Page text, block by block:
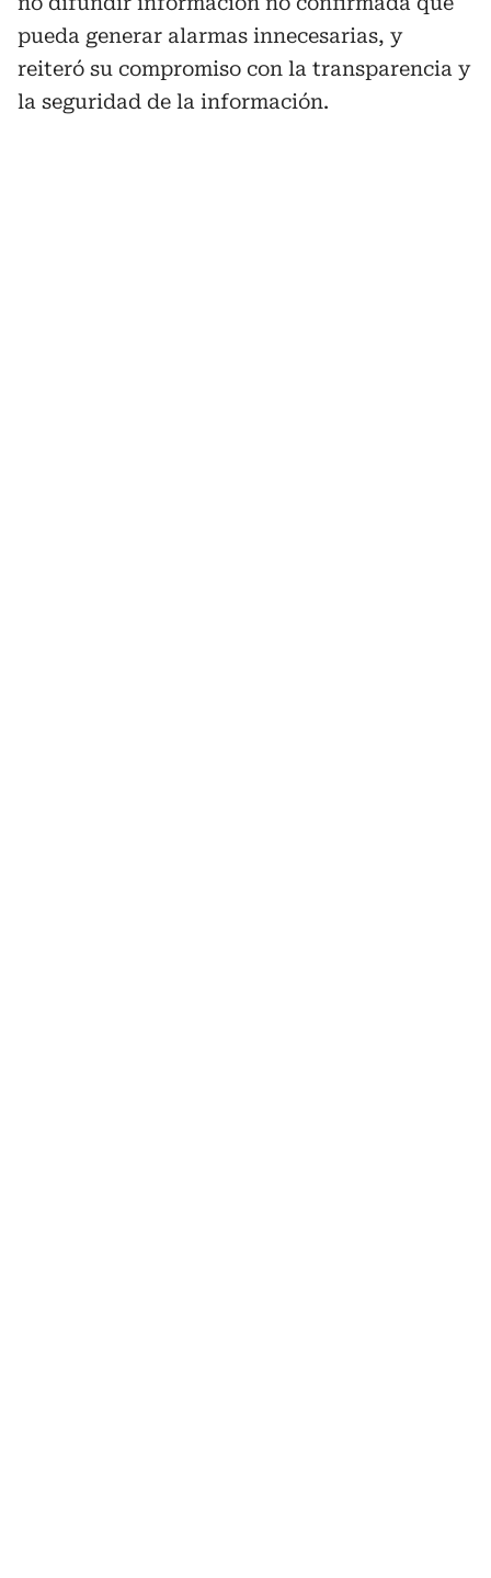
pueda generar alarmas innecesarias, y
reiteró su compromiso con la transparencia y
la seguridad de la información.